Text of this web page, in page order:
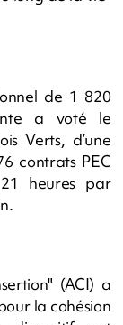
de 1 820
a voté le
Verts, d’une
contrats PEC
heures par
(ACI) a
la cohésion